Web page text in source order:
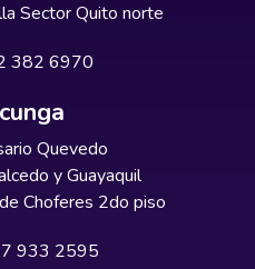
Sector Quito norte
382 6970
Quevedo
y Guayaquil
Choferes 2do piso
933 2595